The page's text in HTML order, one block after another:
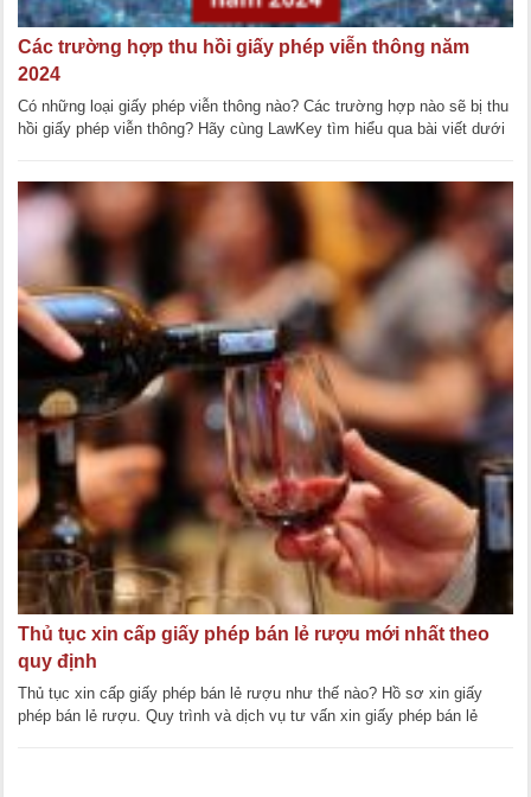
Các trường hợp thu hồi giấy phép viễn thông năm
2024
Có những loại giấy phép viễn thông nào? Các trường hợp nào sẽ bị thu
hồi giấy phép viễn thông? Hãy cùng LawKey tìm hiểu qua bài viết dưới
Thủ tục xin cấp giấy phép bán lẻ rượu mới nhất theo
quy định
Thủ tục xin cấp giấy phép bán lẻ rượu như thế nào? Hồ sơ xin giấy
phép bán lẻ rượu. Quy trình và dịch vụ tư vấn xin giấy phép bán lẻ